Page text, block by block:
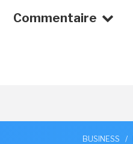
Commentaire
BUSINESS /